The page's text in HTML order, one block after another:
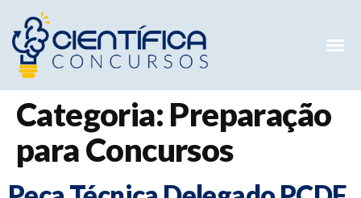
Categoria: Preparação
para Concursos